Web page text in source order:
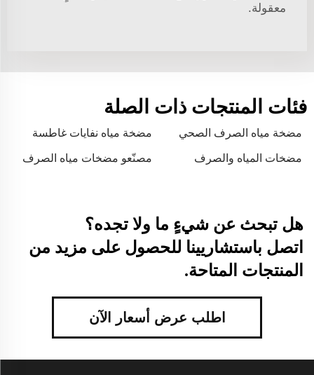
معقولة.
فئات المنتجات ذات الصلة
مضخة مياه الصرف الصحي مضخة مياه نفايات غاطسة
مضخات المياه والصرف
مصنّعو مضخات مياه الصرف
هل تبحث عن شيءٍ ما ولا تجده؟
اتصل باستشاريينا للحصول على مزيد من
المنتجات المتاحة.
اطلب عرض أسعار الآن